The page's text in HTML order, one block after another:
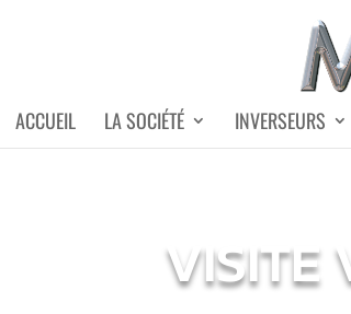
ACCUEIL LA SOCIÉTÉ INVERSEURS
VISITE